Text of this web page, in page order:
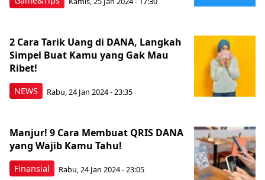
NEWS
2 Cara Tarik Uang di DANA, Langkah
Simpel Buat Kamu yang Gak Mau
Ribet!
Rabu, 24 Jan 2024 - 23:35
Finansial
Manjur! 9 Cara Membuat QRIS DANA
yang Wajib Kamu Tahu!
Rabu, 24 Jan 2024 - 23:05